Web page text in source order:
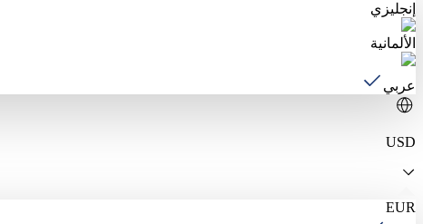
إنجليزي
الألمانية
عربي
USD
EUR